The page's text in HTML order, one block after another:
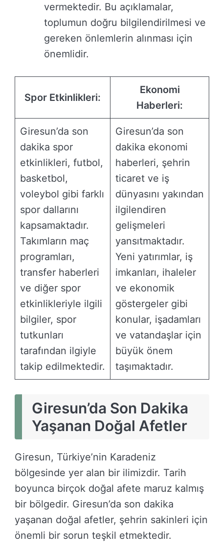
vermektedir. Bu açıklamalar,
toplumun doğru bilgilendirilmesi ve
gereken önlemlerin alınması için
önemlidir.
Spor Etkinlikleri:
Ekonomi
Haberleri:
Giresun’da son
dakika spor
etkinlikleri, futbol,
basketbol,
voleybol gibi farklı
spor dallarını
kapsamaktadır.
Takımların maç
programları,
transfer haberleri
ve diğer spor
etkinlikleriyle ilgili
bilgiler, spor
tutkunları
tarafından ilgiyle
takip edilmektedir.
Giresun’da son
dakika ekonomi
haberleri, şehrin
ticaret ve iş
dünyasını yakından
ilgilendiren
gelişmeleri
yansıtmaktadır.
Yeni yatırımlar, iş
imkanları, ihaleler
ve ekonomik
göstergeler gibi
konular, işadamları
ve vatandaşlar için
büyük önem
taşımaktadır.
Giresun’da Son Dakika
Yaşanan Doğal Afetler
Giresun, Türkiye’nin Karadeniz
bölgesinde yer alan bir ilimizdir. Tarih
boyunca birçok doğal afete maruz kalmış
bir bölgedir. Giresun’da son dakika
yaşanan doğal afetler, şehrin sakinleri için
önemli bir sorun teşkil etmektedir.